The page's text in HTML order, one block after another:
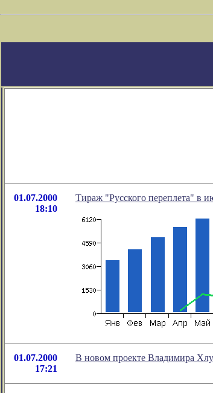
01.07.2000
18:10
Тираж "Русского переплета" в
01.07.2000
17:21
В новом проекте Владимира